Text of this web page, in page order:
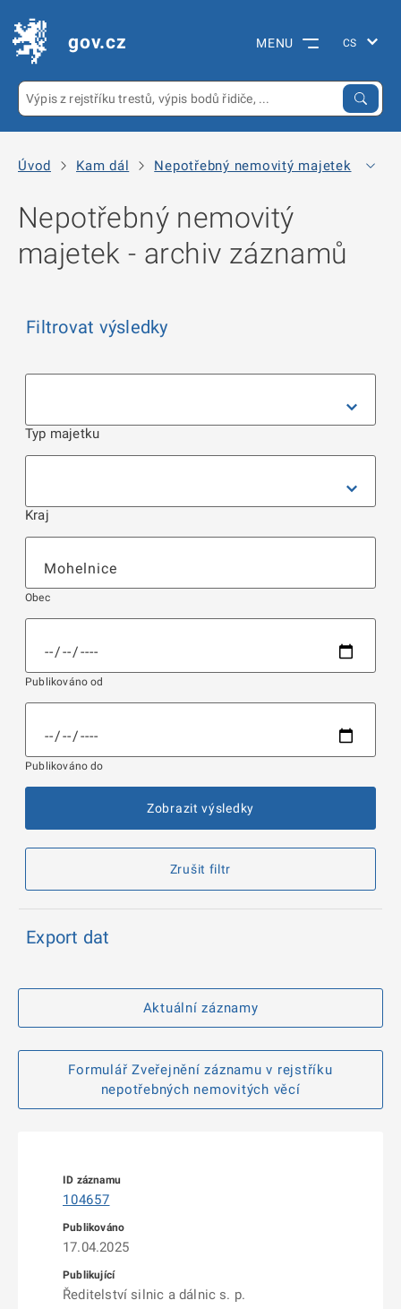
gov.cz MENU
Úvod Kam dál Nepotřebný nemovitý majetek
Nepotřebný nemovitý
majetek - archiv záznamů
Filtrovat výsledky
Typ majetku
Kraj
Obec
Publikováno od
Publikováno do
Zobrazit výsledky
Zrušit filtr
Export dat
Aktuální záznamy
Formulář Zveřejnění záznamu v rejstříku
nepotřebných nemovitých věcí
104657
17.04.2025
Ředitelství silnic a dálnic s. p.